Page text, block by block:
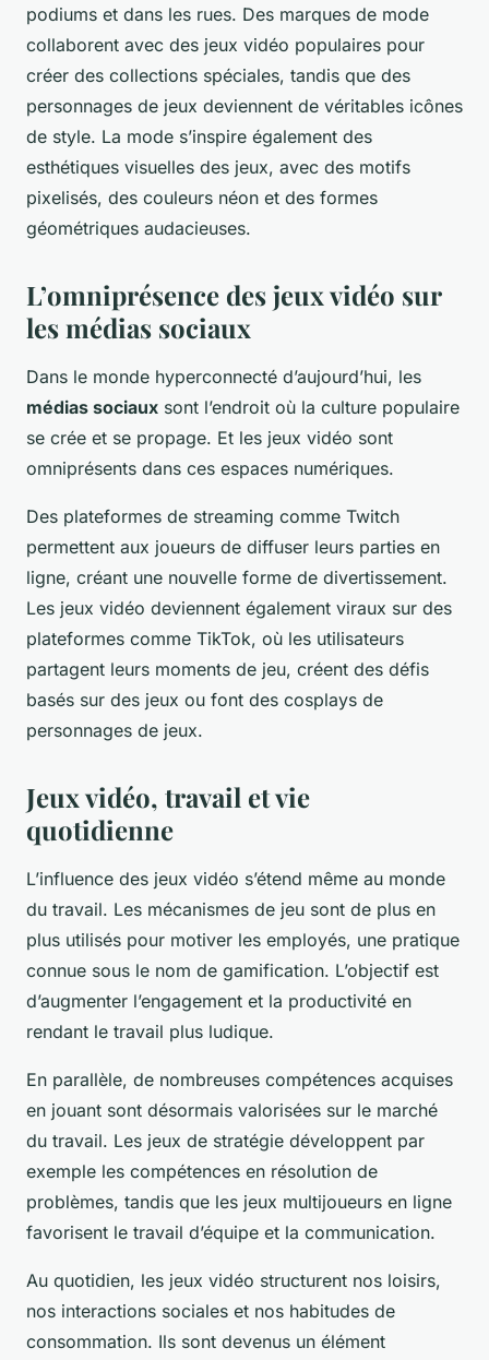
podiums et dans les rues. Des marques de mode
collaborent avec des jeux vidéo populaires pour
créer des collections spéciales, tandis que des
personnages de jeux deviennent de véritables icônes
de style. La mode s’inspire également des
esthétiques visuelles des jeux, avec des motifs
pixelisés, des couleurs néon et des formes
géométriques audacieuses.
L’omniprésence des jeux vidéo sur
les médias sociaux
Dans le monde hyperconnecté d’aujourd’hui, les
médias sociaux sont l’endroit où la culture populaire
se crée et se propage. Et les jeux vidéo sont
omniprésents dans ces espaces numériques.
Des plateformes de streaming comme Twitch
permettent aux joueurs de diffuser leurs parties en
ligne, créant une nouvelle forme de divertissement.
Les jeux vidéo deviennent également viraux sur des
plateformes comme TikTok, où les utilisateurs
partagent leurs moments de jeu, créent des défis
basés sur des jeux ou font des cosplays de
personnages de jeux.
Jeux vidéo, travail et vie
quotidienne
L’influence des jeux vidéo s’étend même au monde
du travail. Les mécanismes de jeu sont de plus en
plus utilisés pour motiver les employés, une pratique
connue sous le nom de gamification. L’objectif est
d’augmenter l’engagement et la productivité en
rendant le travail plus ludique.
En parallèle, de nombreuses compétences acquises
en jouant sont désormais valorisées sur le marché
du travail. Les jeux de stratégie développent par
exemple les compétences en résolution de
problèmes, tandis que les jeux multijoueurs en ligne
favorisent le travail d’équipe et la communication.
Au quotidien, les jeux vidéo structurent nos loisirs,
nos interactions sociales et nos habitudes de
consommation. Ils sont devenus un élément